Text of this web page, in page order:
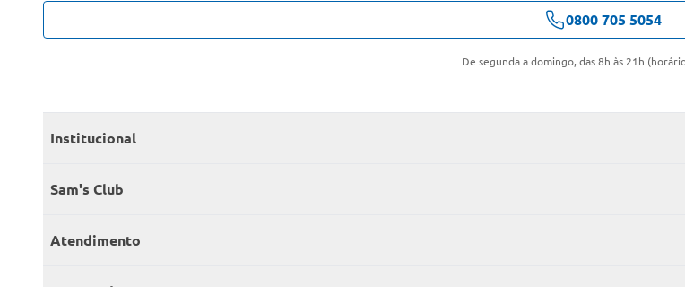
0800 705 5054
De segunda a domingo, das 8h às 21h
Institucional
Quem somos
Sam's Club
Seja sócio
Atendimento
Fale conosco